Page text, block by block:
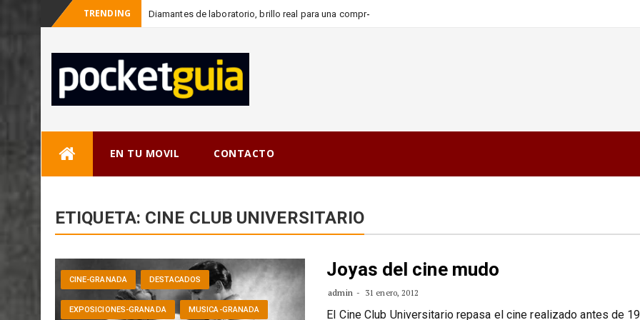
TRENDING Diamantes de laboratorio, brillo real para una compra más informada
EN TU MOVIL CONTACTO
ETIQUETA: CINE CLUB UNIVERSITARIO
CINE-GRANADA DESTACADOS
EXPOSICIONES-GRANADA MUSICA-GRANADA
Joyas del cine mudo
admin 31 enero, 2012
El Cine Club Universitario repasa el cine realizado antes de